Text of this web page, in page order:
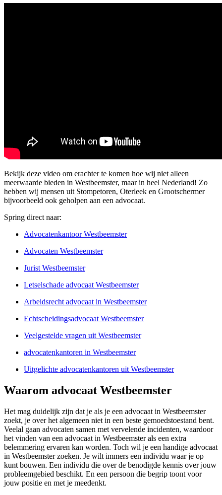
Bekijk deze video om erachter te komen hoe wij niet alleen
meerwaarde bieden in Westbeemster, maar in heel Nederland! Zo
hebben wij mensen uit Stompetoren, Oterleek en Grootschermer
bijvoorbeeld ook geholpen aan een advocaat.
Spring direct naar:
Advocatenkantoor Westbeemster
Advocaten Westbeemster
Jurist Westbeemster
Letselschade advocaat Westbeemster
Arbeidsrecht advocaat in Westbeemster
Echtscheidingsadvocaat Westbeemster
Veelgestelde vragen uit Westbeemster
advocatenkantoren in Westbeemster
Uitgelichte advocatenkantoren uit Westbeemster
Waarom advocaat Westbeemster
Het mag duidelijk zijn dat je als je een advocaat in Westbeemster
zoekt, je over het algemeen niet in een beste gemoedstoestand bent.
Veelal gaan advocaten samen met vervelende incidenten, waardoor
het vinden van een advocaat in Westbeemster als een extra
belemmering ervaren kan worden. Toch wil je een handige advocaat
in Westbeemster zoeken. Je wilt immers een individu waar je op
kunt bouwen. Een individu die over de benodigde kennis over jouw
probleemgebied beschikt. En een persoon die begrip toont voor
jouw positie en met je meedenkt.